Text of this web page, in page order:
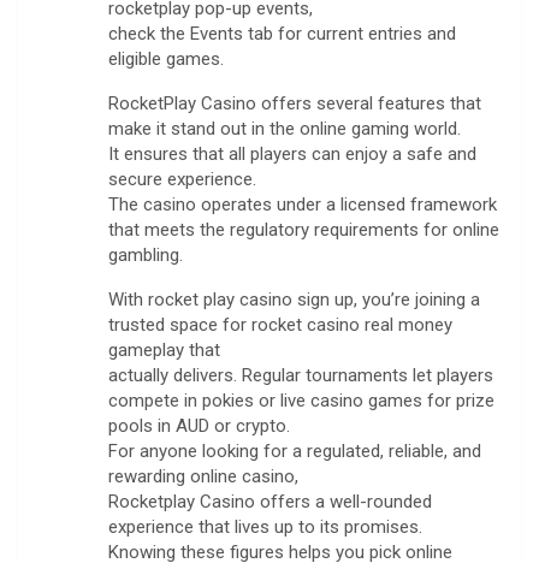
rocketplay pop-up events,
check the Events tab for current entries and
eligible games.
RocketPlay Casino offers several features that
make it stand out in the online gaming world.
It ensures that all players can enjoy a safe and
secure experience.
The casino operates under a licensed framework
that meets the regulatory requirements for online
gambling.
With rocket play casino sign up, you’re joining a
trusted space for rocket casino real money
gameplay that
actually delivers. Regular tournaments let players
compete in pokies or live casino games for prize
pools in AUD or crypto.
For anyone looking for a regulated, reliable, and
rewarding online casino,
Rocketplay Casino offers a well-rounded
experience that lives up to its promises.
Knowing these figures helps you pick online